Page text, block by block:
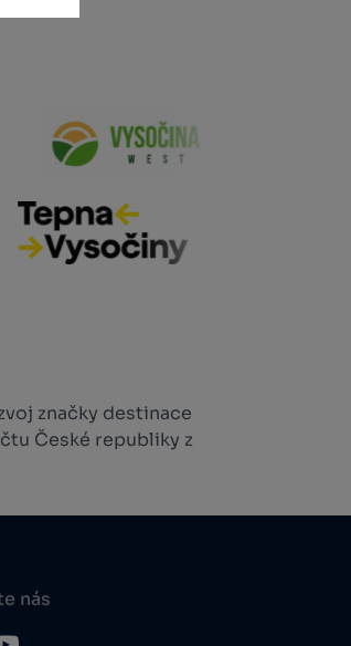
značky destinace
České republiky z
nás